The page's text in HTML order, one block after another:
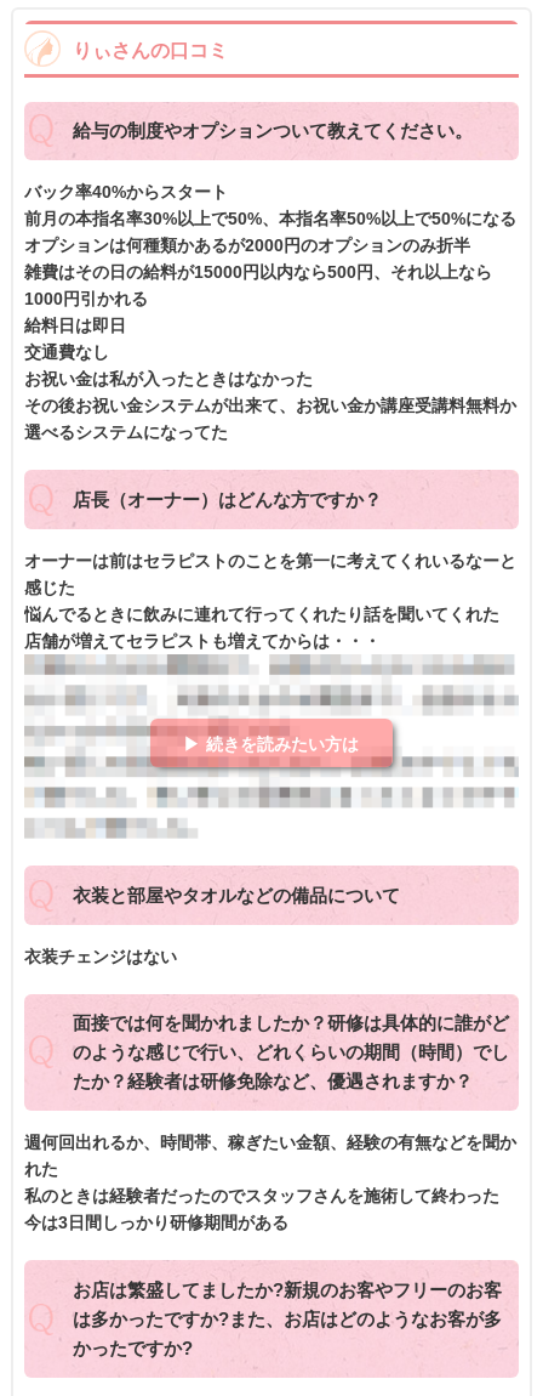
りぃさんの口コミ
給与の制度やオプションついて教えてください。
バック率40%からスタート
前月の本指名率30%以上で50%、本指名率50%以上で50%になる
オプションは何種類かあるが2000円のオプションのみ折半
雑費はその日の給料が15000円以内なら500円、それ以上なら
1000円引かれる
給料日は即日
交通費なし
お祝い金は私が入ったときはなかった
その後お祝い金システムが出来て、お祝い金か講座受講料無料か
選べるシステムになってた
店長（オーナー）はどんな方ですか？
オーナーは前はセラピストのことを第一に考えてくれいるなーと
感じた
悩んでるときに飲みに連れて行ってくれたり話を聞いてくれた
店舗が増えてセラピストも増えてからは・・・
▶ 続きを読みたい方は
衣装と部屋やタオルなどの備品について
衣装チェンジはない
面接では何を聞かれましたか？研修は具体的に誰がど
のような感じで行い、どれくらいの期間（時間）でし
たか？経験者は研修免除など、優遇されますか？
週何回出れるか、時間帯、稼ぎたい金額、経験の有無などを聞か
れた
私のときは経験者だったのでスタッフさんを施術して終わった
今は3日間しっかり研修期間がある
お店は繁盛してましたか?新規のお客やフリーのお客
は多かったですか?また、お店はどのようなお客が多
かったですか?